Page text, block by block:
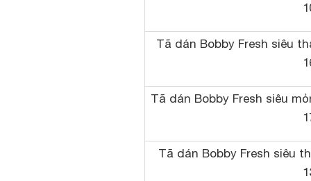
Tã dán Bobby Fresh siêu
Tã dán Bobby Fresh siêu
Tã dán Bobby Fresh siêu